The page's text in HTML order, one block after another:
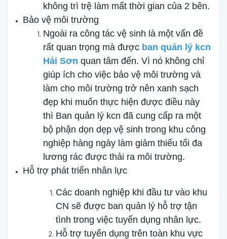
không trì trệ làm mất thời gian của 2 bên.
Bảo vệ môi trường
Ngoài ra công tác vệ sinh là một vấn đề
rất quan trọng mà được ban quản lý kcn
Hải Sơn quan tâm đến. Vì nó không chỉ
giúp ích cho việc bảo vệ môi trường và
làm cho môi trường trở nên xanh sạch
đẹp khi muốn thực hiện được điều này
thì Ban quản lý kcn đã cung cấp ra một
bộ phận dọn dẹp vệ sinh trong khu công
nghiệp hàng ngày làm giảm thiếu tối đa
lương rác được thải ra môi trường.
Hỗ trợ phát triển nhân lực
Các doanh nghiệp khi đầu tư vào khu
CN sẽ được ban quản lý hỗ trợ tận
tình trong việc tuyển dụng nhân lực.
Hỗ trợ tuyển dụng trên toàn khu vực